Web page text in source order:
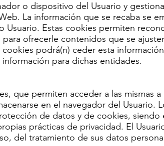
o dispositivo del Usuario y
La información que se recaba se
Estas cookies permiten
ofrecerle contenidos que se
podrá(n) ceder esta
para dichas entidades.
que permiten acceder a las mismas
en el navegador del Usuario.
de datos y de cookies, siendo
prácticas de privacidad. El
del tratamiento de sus datos